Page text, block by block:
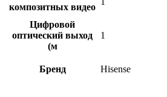
композитных видео
Цифровой
оптический выход
(м
1
Бренд Hisense